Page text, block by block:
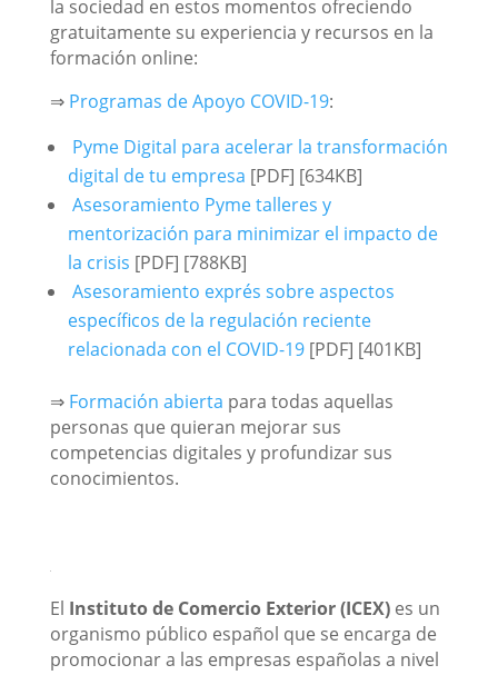
la sociedad en estos momentos ofreciendo
gratuitamente su experiencia y recursos en la
formación online:
⇒ Programas de Apoyo COVID-19:
Pyme Digital para acelerar la transformación
digital de tu empresa [PDF] [634KB]
Asesoramiento Pyme talleres y
mentorización para minimizar el impacto de
la crisis [PDF] [788KB]
Asesoramiento exprés sobre aspectos
específicos de la regulación reciente
relacionada con el COVID-19[PDF] [401KB]
⇒ Formación abierta para todas aquellas
personas que quieran mejorar sus
competencias digitales y profundizar sus
conocimientos.
El Instituto de Comercio Exterior (ICEX)es un
organismo público español que se encarga de
promocionar a las empresas españolas a nivel